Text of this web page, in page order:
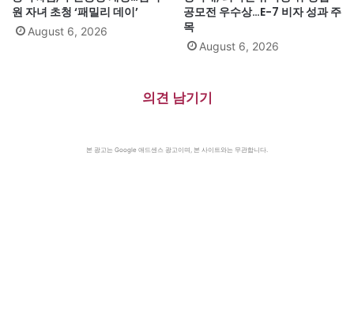
원 자녀 초청 ‘패밀리 데이’
August 6, 2026
공모전 우수상…E-7 비자 성과 주
목
August 6, 2026
의견 남기기
본 광고는 Google 애드센스 광고이며, 본 사이트와는 무관합니다.